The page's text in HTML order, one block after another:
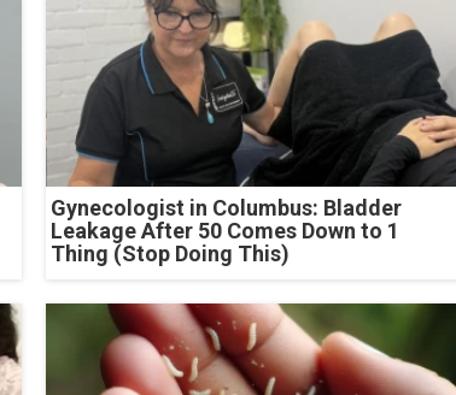
Gynecologist in Columbus: Bladder
Leakage After 50 Comes Down to 1
Thing (Stop Doing This)